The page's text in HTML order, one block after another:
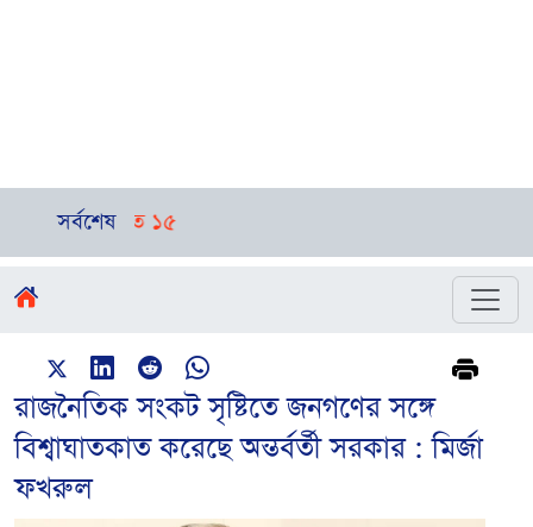
সর্বশেষ
রাজনৈতিক সংকট সৃষ্টিতে জনগণের সঙ্গে
বিশ্বাঘাতকাত করেছে অন্তর্বর্তী সরকার : মির্জা
ফখরুল